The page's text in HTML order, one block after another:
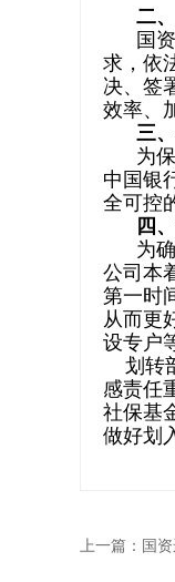
二、
国
求，依
决、签
效率、
三
为
中国银
全可控
四
为
公司本
第一时
从而更
设专户
划转
感责任
社保基
做好划
上一篇：